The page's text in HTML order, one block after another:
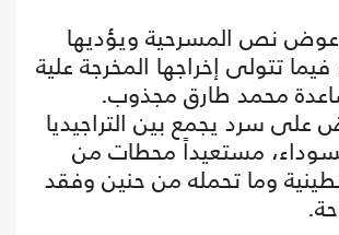
نص المسرحية ويؤديها
تتولى إخراجها المخرجة علية
محمد طارق مجذوب.
على سرد يجمع بين التراجيديا
مستعيداً محطات من
وما تحمله من حنين وفقد